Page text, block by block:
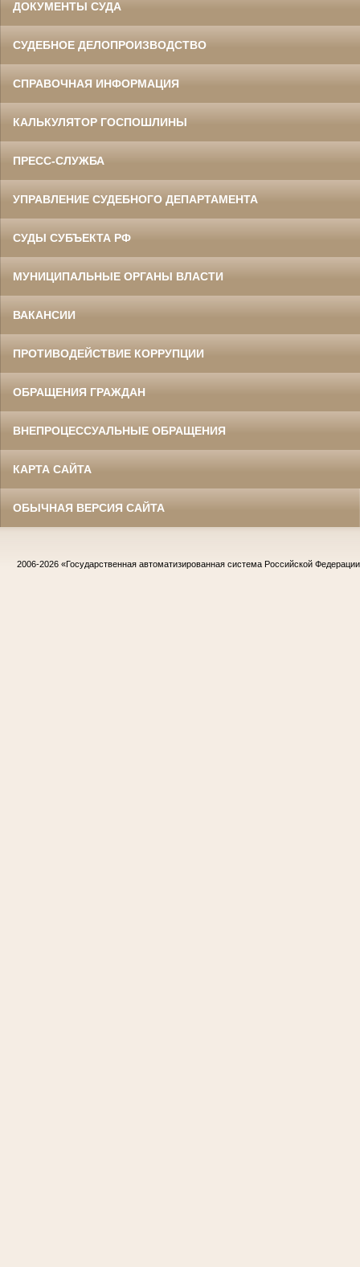
ДОКУМЕНТЫ СУДА
СУДЕБНОЕ ДЕЛОПРОИЗВОДСТВО
СПРАВОЧНАЯ ИНФОРМАЦИЯ
КАЛЬКУЛЯТОР ГОСПОШЛИНЫ
ПРЕСС-СЛУЖБА
УПРАВЛЕНИЕ СУДЕБНОГО ДЕПАРТАМЕНТА
СУДЫ СУБЪЕКТА РФ
МУНИЦИПАЛЬНЫЕ ОРГАНЫ ВЛАСТИ
ВАКАНСИИ
ПРОТИВОДЕЙСТВИЕ КОРРУПЦИИ
ОБРАЩЕНИЯ ГРАЖДАН
ВНЕПРОЦЕССУАЛЬНЫЕ ОБРАЩЕНИЯ
КАРТА САЙТА
ОБЫЧНАЯ ВЕРСИЯ САЙТА
2006-2026 «Государственная автоматизированная система Российской